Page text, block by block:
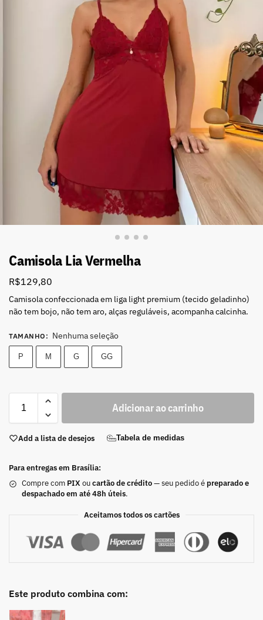
Camisola Lia Vermelha
R$129,80
Camisola confeccionada em liga light premium (tecido geladinho)
não tem bojo, não tem aro, alças reguláveis, acompanha calcinha.
TAMANHO : Nenhuma seleção
P M G GG
Adicionar ao carrinho
Add a lista de desejos Tabela de medidas
Para entregas em Brasília:
Compre com PIX oucartão de crédito— seu pedido é preparado e
despachado em até 48h úteis.
Aceitamos todos os cartões
Este produto combina com: